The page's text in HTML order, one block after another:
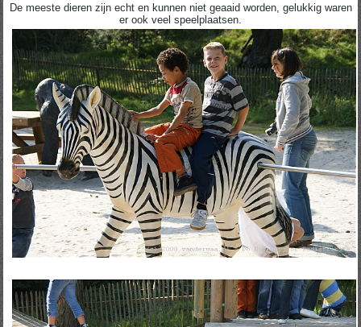
De meeste dieren zijn echt en kunnen niet geaaid worden, gelukkig waren
er ook veel speelplaatsen.